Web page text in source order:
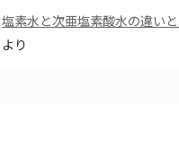
塩素水と次亜塩素酸水の違いと
より